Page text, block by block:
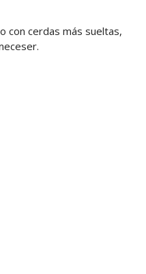
con cerdas más sueltas,